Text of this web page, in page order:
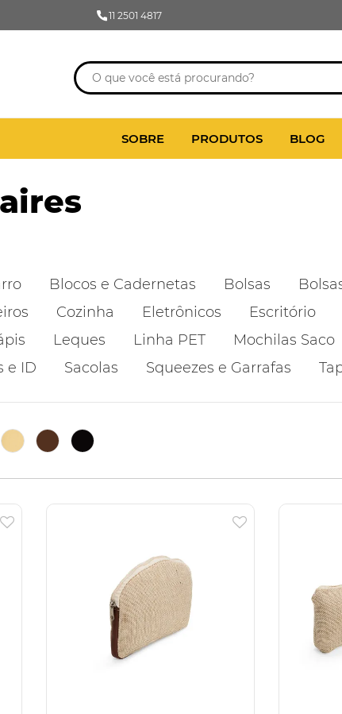
11 2501 4817
SOBRE PRODUTOS BLOG
Blocos e Cadernetas Bolsas
Cozinha Eletrônicos Escritório
Leques Linha PET Mochilas Saco
e ID
Sacolas Squeezes e Garrafas